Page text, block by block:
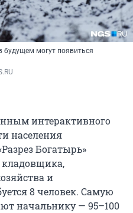
будущем могут появиться
интерактивного
населения
Богатырь»
кладовщика,
и
8 человек. Самую
начальнику — 95–100